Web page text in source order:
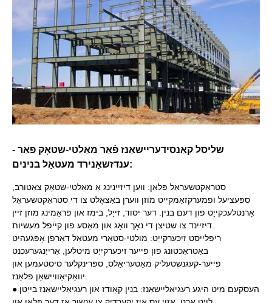
שליסל קאַנסידעריישאַנז פֿאַר מאַלטי-שטאָק פאַר -
ענדזשאַנירד מעטאַל בנינים:
סטראַקטשעראַל פּלאַן: ווען דיזיינינג אַ מאַלטי-שטאָק צאַטורב,
ספּעציעל ופמערקזאַמקייט מוזן ווערן באַצאָלט צו די סטראַקטשעראַל
אָרנטלעכקייַט פון דעם בנין. דער יסוד, זייַל, בימז און פראַמינג מוזן זיין
ריפּלייסט זיכערקייַט: מולטי-סטאָרי מעטאַל דאַרפן אָפּגעהיט
באַטראַכטונג פון פייער זיכערקייַט מיטלען, אַרייַנגערעכנט
פייער-קעגנשטעליק מאַטעריאַלס, ספּרינקלער סיסטעמען און
● העסקעם מיט היגע רעגיאַליישאַנז: בנין קאָודז און רעגיאַליישאַנז בייַטן